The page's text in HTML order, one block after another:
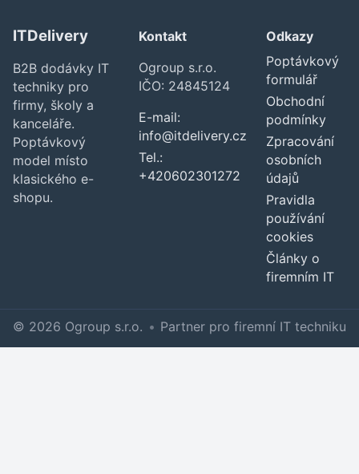
ITDelivery
B2B dodávky IT
techniky pro
firmy, školy a
kanceláře.
Poptávkový
model místo
klasického e-
shopu.
Kontakt
Ogroup s.r.o.
IČO: 24845124
E-mail:
info@itdelivery.cz
Tel.:
+420602301272
Odkazy
Poptávkový
formulář
Obchodní
podmínky
Zpracování
osobních
údajů
Pravidla
používání
cookies
Články o
firemním IT
© 2026 Ogroup s.r.o. • Partner pro firemní IT techniku